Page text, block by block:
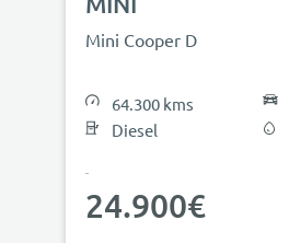
Mini Cooper D
64.300 kms
Diesel
24.900€